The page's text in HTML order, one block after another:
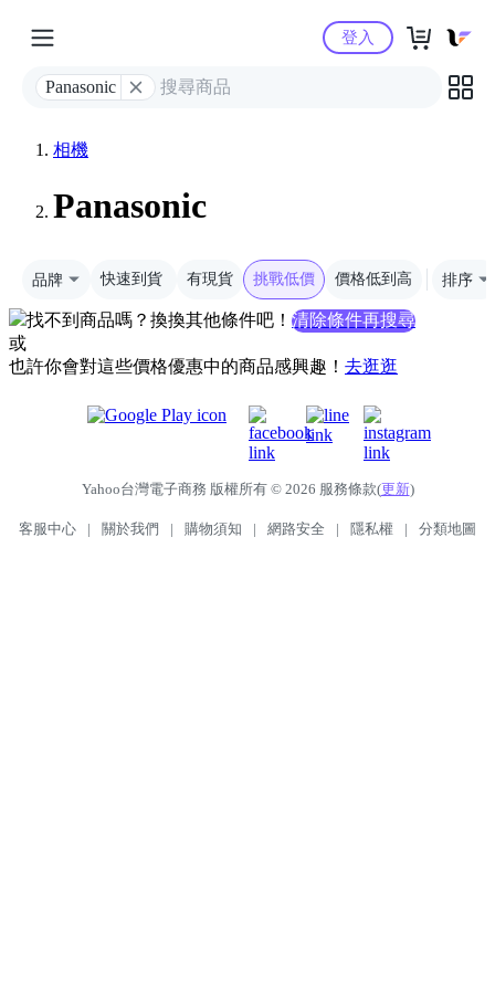
Yahoo購物中心
Panasonic
登入
相機
Panasonic
品牌 快速到貨 有現貨 挑戰低價 價格低到高 排序
找不到商品嗎？換換其他條件吧！ 清除條件再搜尋
或
也許你會對這些價格優惠中的商品感興趣！ 去逛逛
Yahoo台灣電子商務 版權所有 © 2026 服務條款(更新)
客服中心 | 關於我們 | 購物須知 | 網路安全 | 隱私權 | 分類地圖